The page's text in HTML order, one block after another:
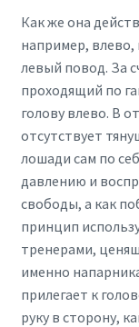
Как же она
например, влево,
левый повод. За
проходящий по
голову влево. В
отсутствует
лошади сам по
давлению и
свободы, а как
принцип
тренерами,
именно
прилегает к
руку в сторону,